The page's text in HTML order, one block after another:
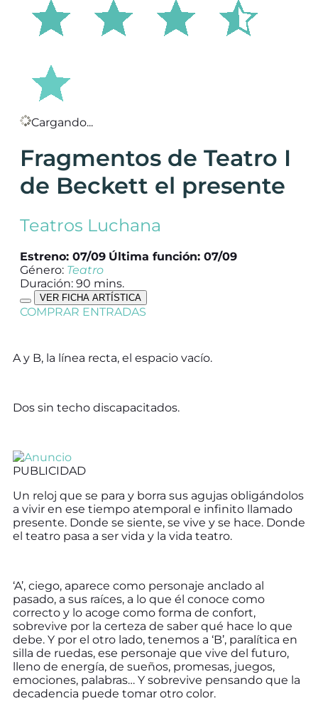
Cargando...
Fragmentos de Teatro I
de Beckett el presente
Teatros Luchana
Estreno: 07/09 Última función: 07/09
Género: Teatro
Duración: 90 mins.
VER FICHA ARTÍSTICA
COMPRAR ENTRADAS
A y B, la línea recta, el espacio vacío.
Dos sin techo discapacitados.
PUBLICIDAD
Un reloj que se para y borra sus agujas obligándolos
a vivir en ese tiempo atemporal e infinito llamado
presente. Donde se siente, se vive y se hace. Donde
el teatro pasa a ser vida y la vida teatro.
‘A’, ciego, aparece como personaje anclado al
pasado, a sus raíces, a lo que él conoce como
correcto y lo acoge como forma de confort,
sobrevive por la certeza de saber qué hace lo que
debe. Y por el otro lado, tenemos a ‘B’, paralítica en
silla de ruedas, ese personaje que vive del futuro,
lleno de energía, de sueños, promesas, juegos,
emociones, palabras… Y sobrevive pensando que la
decadencia puede tomar otro color.